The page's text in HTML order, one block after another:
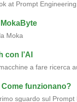
at Prompt Engineering
Moka
con l’AI
a fare ricerca
Come funzionano?
sguardo sul Prompt